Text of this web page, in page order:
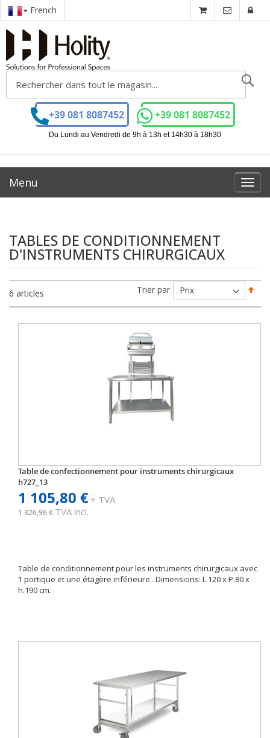
French
+39 081 8087452 +39 081 8087452
Du Lundi au Vendredi de 9h à 13h et 14h30 à 18h30
Menu
TABLES DE CONDITIONNEMENT
D'INSTRUMENTS CHIRURGICAUX
6 articles Trier par
Table de confectionnement pour instruments chirurgicaux
h727_13
1 105,80 €+ TVA
1 326,96 € TVA incl.
Table de conditionnement pour les instruments chirurgicaux avec
1 portique et une étagère inférieure.. Dimensions: L.120 x P.80 x
h.190 cm.